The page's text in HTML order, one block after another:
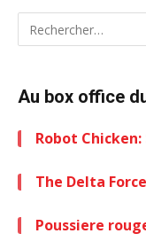
Au box office
Robot
The Delta Force
Poussiere